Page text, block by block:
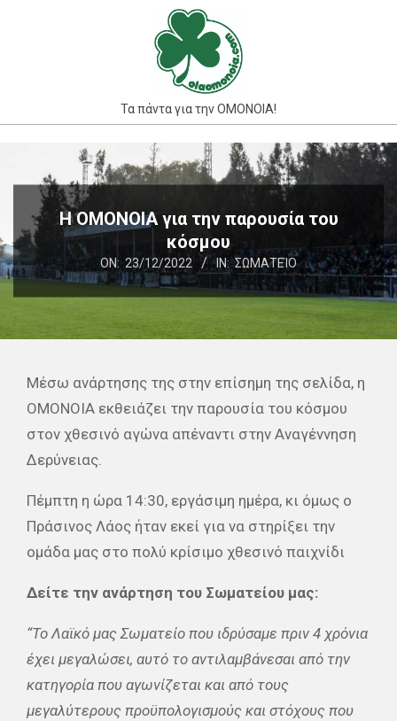
Τα πάντα για την ΟΜΟΝΟΙΑ!
Navigation
Η ΟΜΟΝΟΙΑ για την παρουσία του
κόσμου
ON: 23/12/2022 IN: ΣΩΜΑΤΕΊΟ
Μέσω ανάρτησης της στην επίσημη της σελίδα, η
ΟΜΟΝΟΙΑ εκθειάζει την παρουσία του κόσμου
στον χθεσινό αγώνα απέναντι στην Αναγέννηση
Δερύνειας.
Πέμπτη η ώρα 14:30, εργάσιμη ημέρα, κι όμως ο
Πράσινος Λάος ήταν εκεί για να στηρίξει την
ομάδα μας στο πολύ κρίσιμο χθεσινό παιχνίδι
Δείτε την ανάρτηση του Σωματείου μας:
“Το Λαϊκό μας Σωματείο που ιδρύσαμε πριν 4 χρόνια
έχει μεγαλώσει, αυτό το αντιλαμβάνεσαι από την
κατηγορία που αγωνίζεται και από τους
μεγαλύτερους προϋπολογισμούς και στόχους που